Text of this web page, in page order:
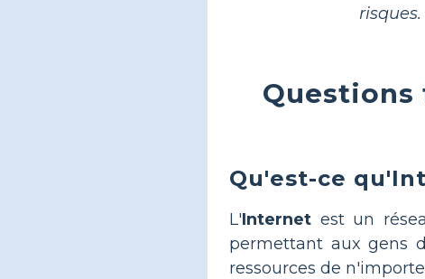
risques.
Qu'est-ce
L'Internet est un
permettant aux gens
ressources de